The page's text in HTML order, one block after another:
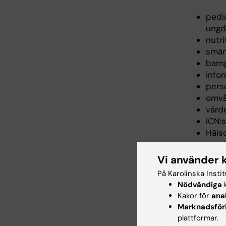
Vi använder
På Karolinska
Nödvändiga
Kakor för
plattformar.